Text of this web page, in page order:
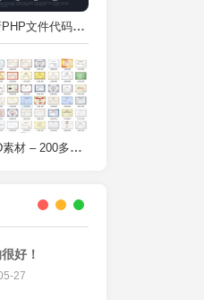
最新PHP文件代码加密系统 在线PHP加密系统 全开源 亲测可用
PSD素材 – 200多种类型证书PSD源码
好！
27